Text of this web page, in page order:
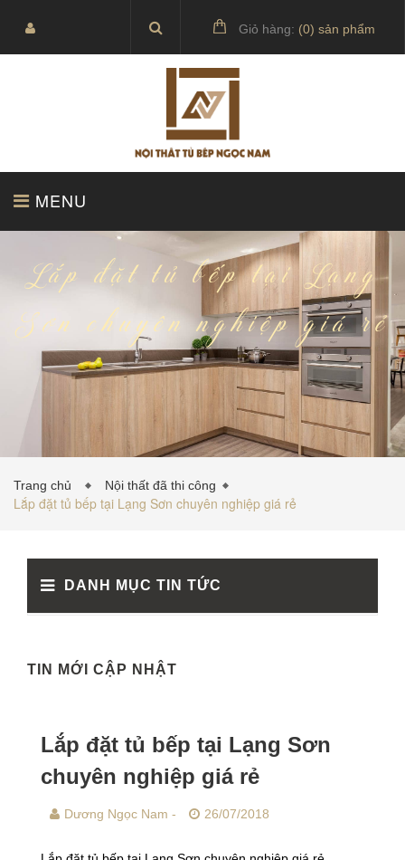
Giỏ hàng: (0) sản phẩm
MENU
SẢN PHẨM
BÁO GIÁ TỦ BẾP ACRYLIC
TỦ BẾP INOX
Lắp đặt tủ bếp tại Lạng
Sơn chuyên nghiệp giá rẻ
Trang chủ Nội thất đã thi công
Lắp đặt tủ bếp tại Lạng Sơn chuyên nghiệp giá rẻ
DANH MỤC TIN TỨC
TIN MỚI CẬP NHẬT
Lắp đặt tủ bếp tại Lạng Sơn
chuyên nghiệp giá rẻ
Dương Ngọc Nam - 26/07/2018